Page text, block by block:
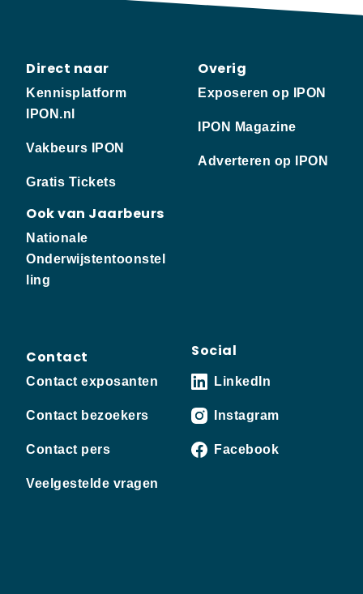
Direct naar
Kennisplatform
IPON.nl
Vakbeurs IPON
Gratis Tickets
Ook van Jaarbeurs
Nationale
Onderwijstentoonstel
ling
Overig
Exposeren op IPON
IPON Magazine
Adverteren op IPON
Contact
Contact exposanten
Contact bezoekers
Contact pers
Veelgestelde vragen
Social
LinkedIn
Instagram
Facebook